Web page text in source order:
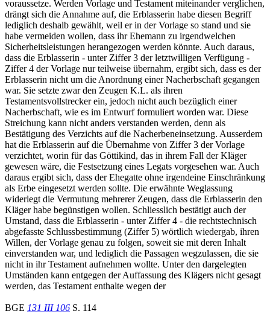
voraussetze. Werden Vorlage und Testament miteinander verglichen,
drängt sich die Annahme auf, die Erblasserin habe diesen Begriff
lediglich deshalb gewählt, weil er in der Vorlage so stand und sie
habe vermeiden wollen, dass ihr Ehemann zu irgendwelchen
Sicherheitsleistungen herangezogen werden könnte. Auch daraus,
dass die Erblasserin - unter Ziffer 3 der letztwilligen Verfügung -
Ziffer 4 der Vorlage nur teilweise übernahm, ergibt sich, dass es der
Erblasserin nicht um die Anordnung einer Nacherbschaft gegangen
war. Sie setzte zwar den Zeugen K.L. als ihren
Testamentsvollstrecker ein, jedoch nicht auch bezüglich einer
Nacherbschaft, wie es im Entwurf formuliert worden war. Diese
Streichung kann nicht anders verstanden werden, denn als
Bestätigung des Verzichts auf die Nacherbeneinsetzung. Ausserdem
hat die Erblasserin auf die Übernahme von Ziffer 3 der Vorlage
verzichtet, worin für das Göttikind, das in ihrem Fall der Kläger
gewesen wäre, die Festsetzung eines Legats vorgesehen war. Auch
daraus ergibt sich, dass der Ehegatte ohne irgendeine Einschränkung
als Erbe eingesetzt werden sollte. Die erwähnte Weglassung
widerlegt die Vermutung mehrerer Zeugen, dass die Erblasserin den
Kläger habe begünstigen wollen. Schliesslich bestätigt auch der
Umstand, dass die Erblasserin - unter Ziffer 4 - die rechtstechnisch
abgefasste Schlussbestimmung (Ziffer 5) wörtlich wiedergab, ihren
Willen, der Vorlage genau zu folgen, soweit sie mit deren Inhalt
einverstanden war, und lediglich die Passagen wegzulassen, die sie
nicht in ihr Testament aufnehmen wollte. Unter den dargelegten
Umständen kann entgegen der Auffassung des Klägers nicht gesagt
werden, das Testament enthalte wegen der
BGE 131 III 106 S. 114